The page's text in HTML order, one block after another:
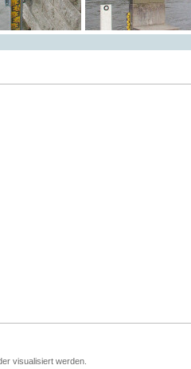
visualisiert werden.